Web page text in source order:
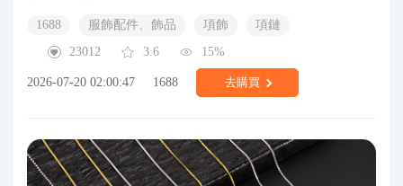
1688 服飾配件、飾品 項飾
項鏈
23012
3.6 15%
2026-07-20 02:00:47 1688 去購買